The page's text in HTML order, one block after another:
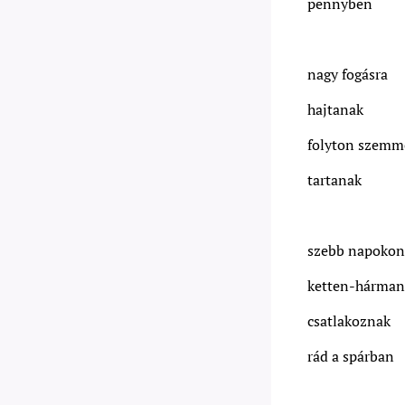
nagy fogásra
hajtanak
folyton
tartanak
szebb napokon
ketten-hárman
csatlakoznak
rád a spárban